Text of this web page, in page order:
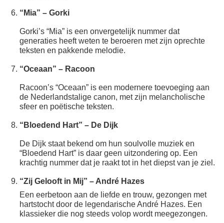
“Mia” – Gorki
Gorki’s “Mia” is een onvergetelijk nummer dat
generaties heeft weten te beroeren met zijn oprechte
teksten en pakkende melodie.
“Oceaan” – Racoon
Racoon’s “Oceaan” is een modernere toevoeging aan
de Nederlandstalige canon, met zijn melancholische
sfeer en poëtische teksten.
“Bloedend Hart” – De Dijk
De Dijk staat bekend om hun soulvolle muziek en
“Bloedend Hart” is daar geen uitzondering op. Een
krachtig nummer dat je raakt tot in het diepst van je ziel.
“Zij Gelooft in Mij” – André Hazes
Een eerbetoon aan de liefde en trouw, gezongen met
hartstocht door de legendarische André Hazes. Een
klassieker die nog steeds volop wordt meegezongen.